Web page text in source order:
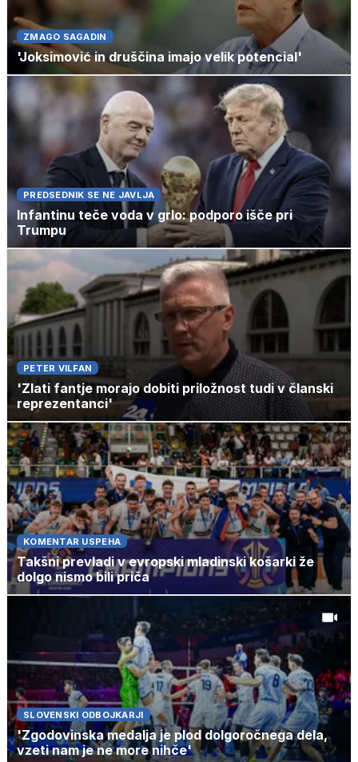
ZMAGO SAGADIN
'Joksimović in druščina imajo velik potencial'
PREDSEDNIK SE NE JAVLJA
Infantinu teče voda v grlo: podporo išče pri
Trumpu
PETER VILFAN
'Zlati fantje morajo dobiti priložnost tudi v članski
reprezentanci'
KOMENTAR USPEHA
Takšni prevladi v evropski mladinski košarki že
dolgo nismo bili priča
SLOVENSKI ODBOJKARJI
'Zgodovinska medalja je plod dolgoročnega dela,
vzeti nam je ne more nihče'